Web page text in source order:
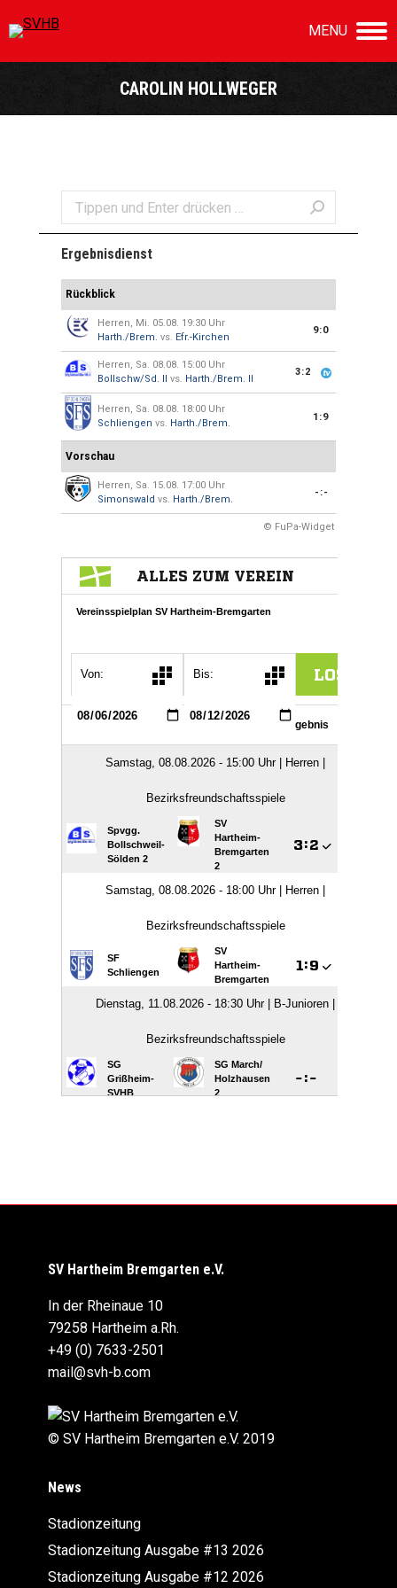
MENU
CAROLIN HOLLWEGER
Sie befinden sich hier:
Search:
Ergebnisdienst
Rückblick
Herren, Mi. 05.08. 19:30 Uhr
Harth./Brem. vs. Efr.-Kirchen
9:0
Herren, Sa. 08.08. 15:00 Uhr
Bollschw/Sd. II vs. Harth./Brem. II
3:2
Herren, Sa. 08.08. 18:00 Uhr
Schliengen vs. Harth./Brem.
1:9
Vorschau
Herren, Sa. 15.08. 17:00 Uhr
Simonswald vs. Harth./Brem.
-:-
© FuPa-Widget
SV Hartheim Bremgarten e.V.
In der Rheinaue 10
79258 Hartheim a.Rh.
+49 (0) 7633-2501
mail@svh-b.com
© SV Hartheim Bremgarten e.V. 2019
News
Stadionzeitung
Stadionzeitung Ausgabe #13 2026
Stadionzeitung Ausgabe #12 2026